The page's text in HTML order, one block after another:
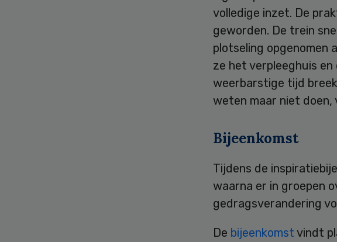
volledige inzet. De
geworden. De trein
plotseling opgenomen
ze het verpleeghuis en
weerbarstige tijd
weten maar niet doen,
Bijeenkomst
Tijdens de
waarna er in groepen
gedragsverandering
De bijeenkomst vindt